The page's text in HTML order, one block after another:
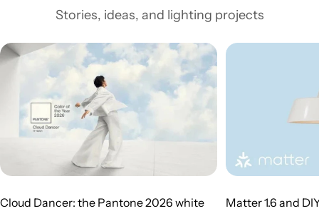
Stories, ideas, and lighting projects
Cloud Dancer: the Pantone 2026 white
Matter 1.6 and